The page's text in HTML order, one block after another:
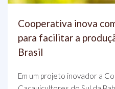
Cooperativa inova
para facilitar a
Brasil
Em um projeto inovador a